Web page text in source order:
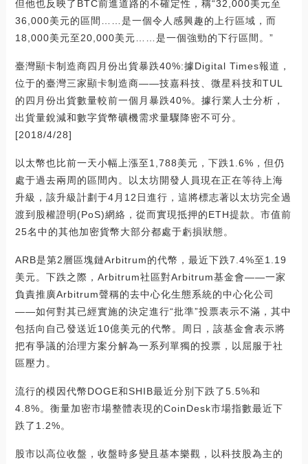
但他也反映了BTC前進道路的不確定性，稱“32,000美元至
36,000美元的區間……是一個令人感興趣的上行區域，而
18,000美元至20,000美元……是一個強勁的下行區間。”
臺灣顯卡制造商四月份出貨暴跌40%:據Digital Times報道，
位于的臺灣三家顯卡制造商——技嘉科技、微星科技和TUL
的四月份出貨數量較前一個月暴跌40%。據行業人士分析，
出貨量銳減和數字貨幣礦機需求量驟降密不可分。
[2018/4/28]
以太幣也比前一天小幅上漲至1,788美元，下跌1.6%，但仍
處于過去兩周的區間內。以太坊開發人員現在正在等待上海
升級，該升級計劃于4月12日進行，這將標志著以太坊完全過
渡到股權證明(PoS)網絡，從而實現抵押的ETH提款。市值前
25名中的其他加密貨幣大部分都處于虧損狀態。
ARB是第2層區塊鏈Arbitrum的代幣，最近下跌7.4%至1.19
美元。下跌之際，Arbitrum社區對Arbitrum基金會——一家
負責推廣Arbitrum聲稱的去中心化生態系統的中心化公司
——如何對其已經實施的決定進行“批準”投票表示不滿，其中
包括向自己發送近10億美元的代幣。周日，該基金會表示將
把有爭議的治理方案分解為一系列單獨的投票，以屈服于社
區壓力。
流行的模因代幣DOGE和SHIB最近分別下跌了5.5%和
4.8%。衡量加密市場整體表現的CoinDesk市場指數最近下
跌了1.2%。
股市以高位收盤，收盤時多變且基本樂觀，以科技股為主的